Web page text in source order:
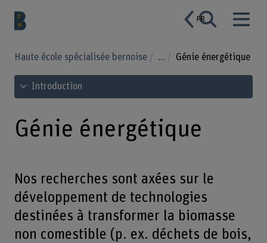
FR
Haute école spécialisée bernoise ... Génie énergétique
Voir le sommaire
Introduction
Génie énergétique
Nos recherches sont axées sur le
développement de technologies
destinées à transformer la biomasse
non comestible (p. ex. déchets de bois,